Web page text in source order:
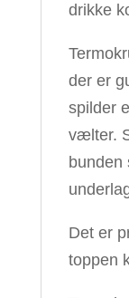
drikke
der er
spilder
vælter.
bunden
Det er
toppen